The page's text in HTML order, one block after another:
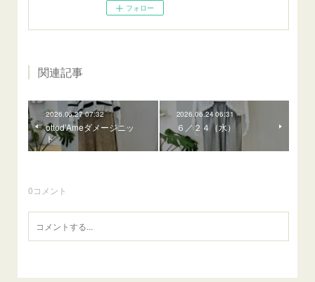
フォロー
関連記事
2026.06.27 07:32
ottod’Ameダメージニッ
ト
2026.06.24 06:31
６／２４（水）
0コメント